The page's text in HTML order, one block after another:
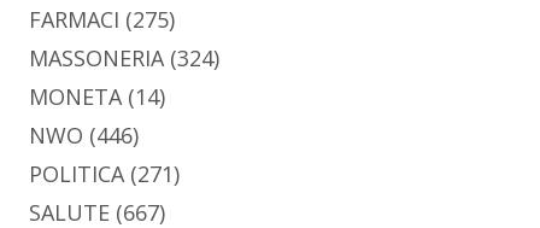
FARMACI (275)
MASSONERIA(324)
MONETA(14)
NWO (446)
POLITICA(271)
SALUTE (667)